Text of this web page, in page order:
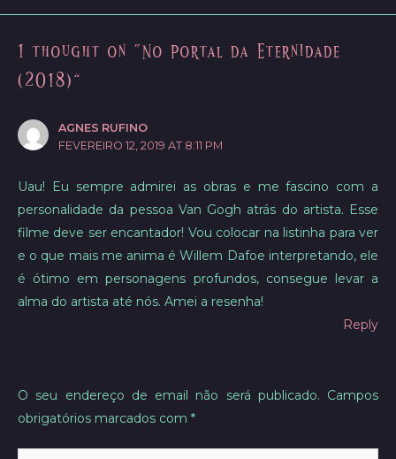
1 thought on “No Portal da Eternidade
(2018)”
AGNES RUFINO
FEVEREIRO 12, 2019 AT 8:11 PM
Uau! Eu sempre admirei as obras e me fascino com a
personalidade da pessoa Van Gogh atrás do artista. Esse
filme deve ser encantador! Vou colocar na listinha para ver
e o que mais me anima é Willem Dafoe interpretando, ele
é ótimo em personagens profundos, consegue levar a
alma do artista até nós. Amei a resenha!
Reply
O seu endereço de email não será publicado. Campos
obrigatórios marcados com *